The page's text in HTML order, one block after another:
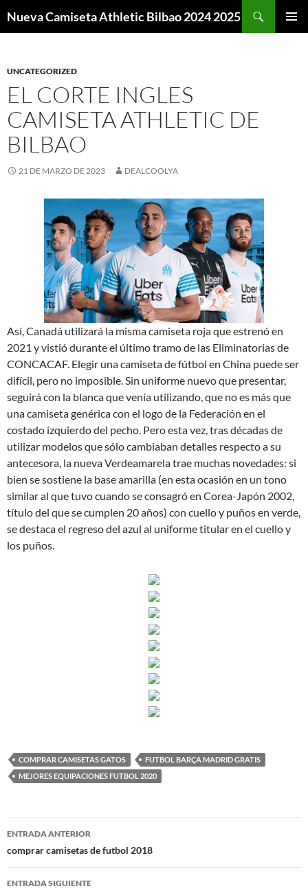
Nueva Camiseta Athletic Bilbao 2024 2025
UNCATEGORIZED
EL CORTE INGLES
CAMISETA ATHLETIC DE
BILBAO
21 DE MARZO DE 2023 DEALCOOLYA
Así, Canadá utilizará la misma camiseta roja que estrenó en
2021 y vistió durante el último tramo de las Eliminatorias de
CONCACAF. Elegir una camiseta de fútbol en China puede ser
difícil, pero no imposible. Sin uniforme nuevo que presentar,
seguirá con la blanca que venía utilizando, que no es más que
una camiseta genérica con el logo de la Federación en el
costado izquierdo del pecho. Pero esta vez, tras décadas de
utilizar modelos que sólo cambiaban detalles respecto a su
antecesora, la nueva Verdeamarela trae muchas novedades: si
bien se sostiene la base amarilla (en esta ocasión en un tono
similar al que tuvo cuando se consagró en Corea-Japón 2002,
título del que se cumplen 20 años) con cuello y puños en verde,
se destaca el regreso del azul al uniforme titular en el cuello y
los puños.
COMPRAR CAMISETAS GATOS
FUTBOL BARÇA MADRID GRATIS
MEJORES EQUIPACIONES FUTBOL 2020
Navegación
de
entradas
ENTRADA ANTERIOR
comprar camisetas de futbol 2018
ENTRADA SIGUIENTE